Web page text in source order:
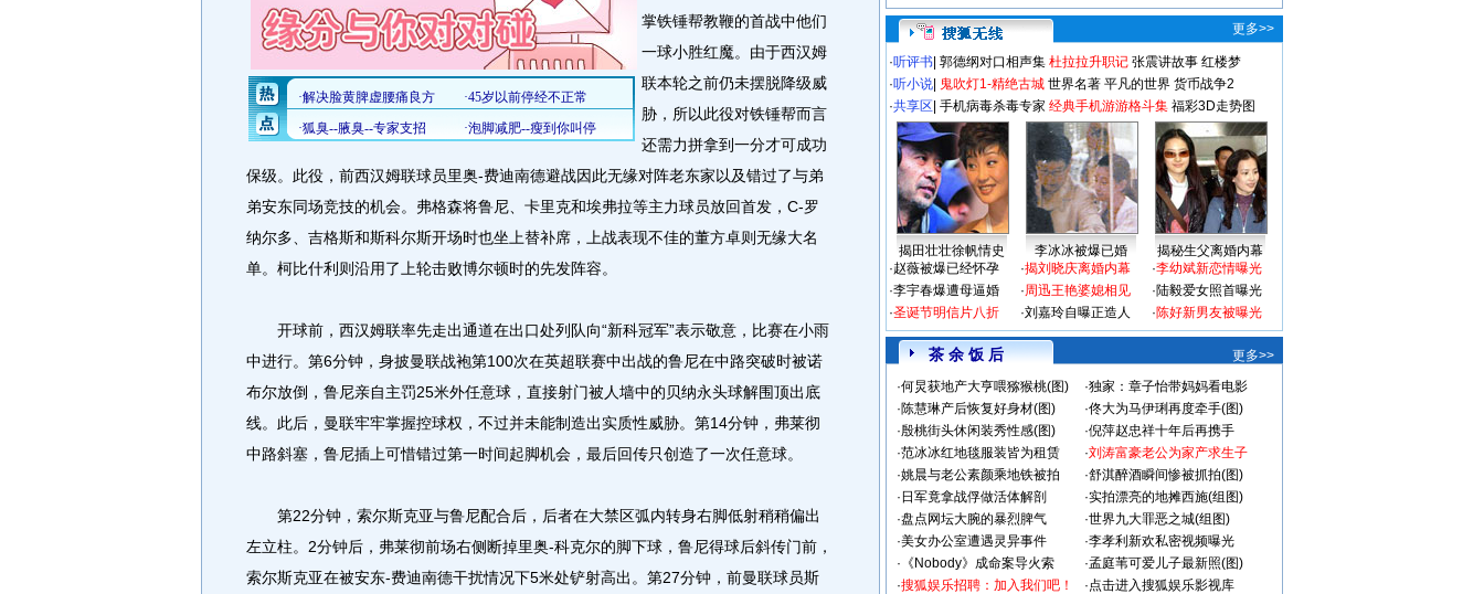
掌铁锤帮教鞭的首战中他们
一球小胜红魔。由于西汉姆
联本轮之前仍未摆脱降级威
胁，所以此役对铁锤帮而言
还需力拼拿到一分才可成功
保级。此役，前西汉姆联球员里奥-费迪南德避战因此无缘对阵老东家以及错过了与弟
弟安东同场竞技的机会。弗格森将鲁尼、卡里克和埃弗拉等主力球员放回首发，C-罗
纳尔多、吉格斯和斯科尔斯开场时也坐上替补席，上战表现不佳的董方卓则无缘大名
单。柯比什利则沿用了上轮击败博尔顿时的先发阵容。
开球前，西汉姆联率先走出通道在出口处列队向“新科冠军”表示敬意，比赛在小雨
中进行。第6分钟，身披曼联战袍第100次在英超联赛中出战的鲁尼在中路突破时被诺
布尔放倒，鲁尼亲自主罚25米外任意球，直接射门被人墙中的贝纳永头球解围顶出底
线。此后，曼联牢牢掌握控球权，不过并未能制造出实质性威胁。第14分钟，弗莱彻
中路斜塞，鲁尼插上可惜错过第一时间起脚机会，最后回传只创造了一次任意球。
第22分钟，索尔斯克亚与鲁尼配合后，后者在大禁区弧内转身右脚低射稍稍偏出
左立柱。2分钟后，弗莱彻前场右侧断掉里奥-科克尔的脚下球，鲁尼得球后斜传门前，
索尔斯克亚在被安东-费迪南德干扰情况下5米处铲射高出。第27分钟，前曼联球员斯
更多>>
·听评书 郭德纲对口相声集 杜拉拉升职记 张震讲故事 红楼梦
·听小说 鬼吹灯1-精绝古城 世界名著 平凡的世界 货币战争2
·共享区 手机病毒杀毒专家 经典手机游游格斗集 福彩3D走势图
揭田壮壮徐帆情史 李冰冰被爆已婚
揭秘生父离婚内幕
·赵薇被爆已经怀孕
·李宇春爆遭母逼婚
·圣诞节明信片八折
·揭刘晓庆离婚内幕
·周迅王艳婆媳相见
·刘嘉玲自曝正造人
·李幼斌新恋情曝光
·陆毅爱女照首曝光
·陈好新男友被曝光
茶 余 饭 后
更多>>
·何炅获地产大亨喂猕猴桃(图) ·独家：章子怡带妈妈看电影
·陈慧琳产后恢复好身材(图) ·佟大为马伊琍再度牵手(图)
·殷桃街头休闲装秀性感(图) ·倪萍赵忠祥十年后再携手
·范冰冰红地毯服装皆为租赁 ·刘涛富豪老公为家产求生子
·姚晨与老公素颜乘地铁被拍 ·舒淇醉酒瞬间惨被抓拍(图)
· 日军竟拿战俘做活体解剖 ·实拍漂亮的地摊西施(组图)
·盘点网坛大腕的暴烈脾气 ·世界九大罪恶之城(组图)
·美女办公室遭遇灵异事件 ·李孝利新欢私密视频曝光
· 《Nobody》成命案导火索 ·孟庭苇可爱儿子最新照(图)
·搜狐娱乐招聘：加入我们吧！ ·点击进入搜狐娱乐影视库